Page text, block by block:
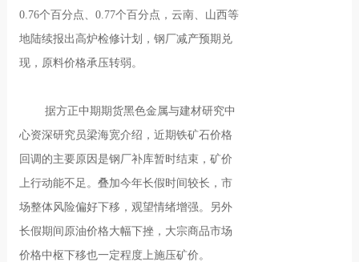
0.76个百分点、0.77个百分点，云南、山西等
地陆续报出高炉检修计划，钢厂减产预期兑
现，原料价格承压转弱。
据方正中期期货黑色金属与建材研究中
心资深研究员梁海宽介绍，近期铁矿石价格
回调的主要原因是钢厂补库暂时结束，矿价
上行动能不足。叠加今年长假时间较长，市
场整体风险偏好下移，观望情绪增强。另外
长假期间原油价格大幅下挫，大宗商品市场
价格中枢下移也一定程度上施压矿价。